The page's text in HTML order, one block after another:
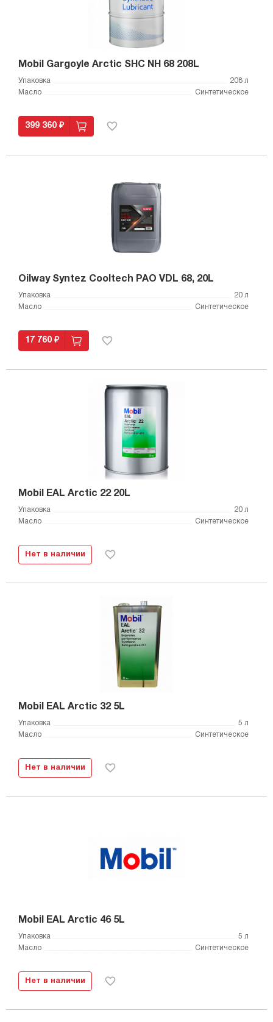
Mobil Gargoyle Arctic SHC NH 68 208L
Упаковка
208 л
Масло
Синтетическое
399 360 ₽
Oilway Syntez Cooltech PAO VDL 68, 20L
Упаковка
20 л
Масло
Синтетическое
17 760 ₽
Mobil EAL Arctic 22 20L
Упаковка
20 л
Масло
Синтетическое
Нет в наличии
Mobil EAL Arctic 32 5L
Упаковка
5 л
Масло
Синтетическое
Нет в наличии
Mobil EAL Arctic 46 5L
Упаковка
5 л
Масло
Синтетическое
Нет в наличии